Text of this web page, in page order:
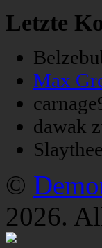
Letzte
Max
dawak
©
2026.